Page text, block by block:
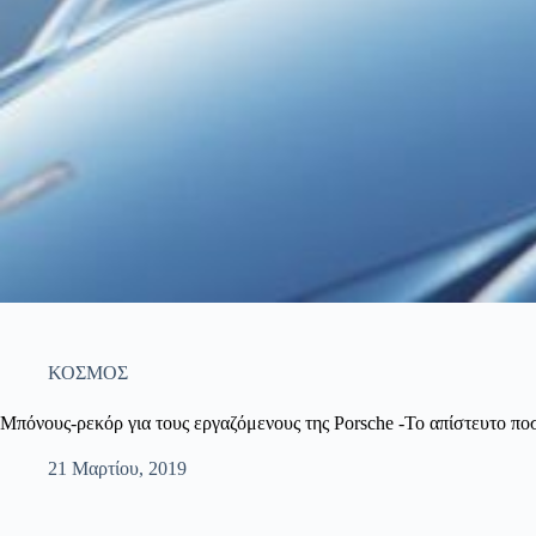
ΚΟΣΜΟΣ
Μπόνους-ρεκόρ για τους εργαζόμενους της Porsche -Το απίστευτο
21 Μαρτίου, 2019